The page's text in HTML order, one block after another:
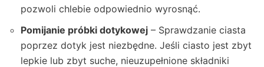
pozwoli chlebie odpowiednio wyrosnąć.
Pomijanie próbki dotykowej – Sprawdzanie ciasta
poprzez dotyk jest niezbędne. Jeśli ciasto jest zbyt
lepkie lub zbyt suche, nieuzupełnione składniki